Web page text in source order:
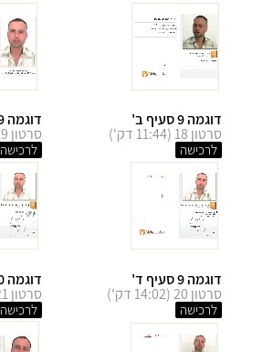
דוגמה 9 סעיף ב'
סרטון 18 (11:44 דק')
לרכישה
דוגמה 9 סעיף ג'
סרטון 19 (14:31 דק')
לרכישה
דוגמה 9 סעיף ד'
סרטון 20 (14:02 דק')
לרכישה
דוגמה 10 סעיף א'
סרטון 21 (12:08 דק')
לרכישה